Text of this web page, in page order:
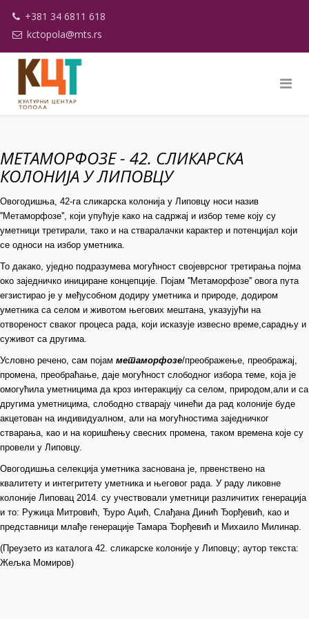
+381 34 6811 618
kctopola@mts.rs
МЕТАМОРФОЗЕ - 42. СЛИКАРСКА
КОЛОНИЈА У ЛИПОВЦУ
Овогодишња, 42-га сликарска колонија у Липовцу носи назив
''Метаморфозе'', који упућује како на садржај и избор теме коју су
уметници третирали, тако и на стваралачки карактер и потенцијал који
се односи на избор уметника.
То дакако, уједно подразумева могућност својеврсног третирања појма
око заједничко инициране концепције. Појам ''Метаморфозе'' овога пута
егзистирао је у међусобном додиру уметника и природе, додиром
уметника са селом и животом његових мештана, указујући на
отвореност сваког процеса рада, који исказује извесно време,сарадњу и
суживот са другима.
Условно речено, сам појам метаморфозе/преображење, преображај,
промена, преобраћање, даје могућност слободног избора теме, која је
омогућила уметницима да кроз интеракцију са селом, природом,али и са
другима уметницима, слободно стварају чинећи да рад колоније буде
акцетован на индивидуалном, али на могућностима заједничког
стварања, као и на коришћењу свесних промена, таком времена које су
провели у Липовцу.
Овогодишња селекција уметника заснована је, првенствено на
квалитету и интегритету уметника и његовог рада. У раду ликовне
колоније Липовац 2014. су учествовали уметници различитих генерација
и то: Ружица Митровић, Ђуро Аџић, Слађана Динић Ђорђевић, као и
представници млађе генерације Тамара Ђорђевић и Михаило Милинар.
(Преузето из каталога 42. сликарске колоније у Липовцу; аутор текста:
Жељка Момиров)